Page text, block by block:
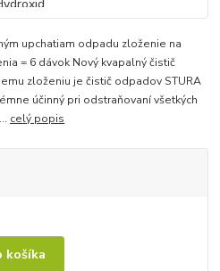
upchatiam odpadu zloženie na
= 6 dávok Nový kvapalný čistič
zloženiu je čistič odpadov STURA
účinný pri odstraňovaní všetkých
celý popis
košíka